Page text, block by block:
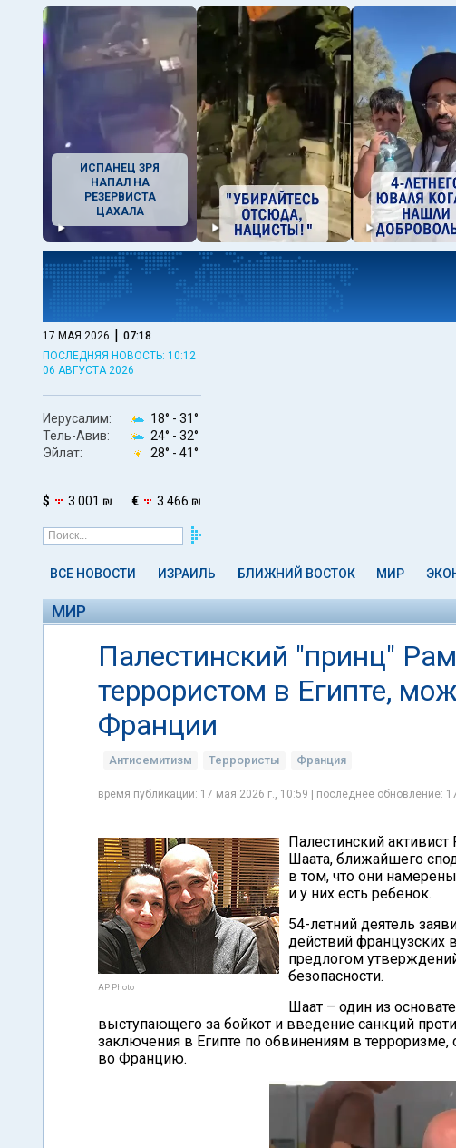
ИСПАНЕЦ ЗРЯ
НАПАЛ НА
РЕЗЕРВИСТА
ЦАХАЛА
17 МАЯ 2026 | 07:18
ПОСЛЕДНЯЯ НОВОСТЬ: 10:12
06 АВГУСТА 2026
Иерусалим: 18° - 31°
Тель-Авив:
24° - 32°
Эйлат:
28° - 41°
$ 3.001 ₪ € 3.466 ₪
ВСЕ НОВОСТИ ИЗРАИЛЬ БЛИЖНИЙ ВОСТОК МИР
МИР
Палестинский "принц"
террористом в Египте,
Франции
Антисемитизм Террористы Франция
время публикации: 17 мая 2026 г., 10:59 | последнее обновление:
AP Photo
Палестинский
Шаата, ближайшего
в том, что они
и у них есть ребенок.
54-летний деятель
действий французских
предлогом
безопасности.
Шаат – один из
выступающего за бойкот и введение санкций
заключения в Египте по обвинениям в
во Францию.